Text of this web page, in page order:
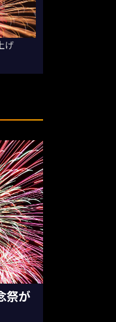
げ
祭が